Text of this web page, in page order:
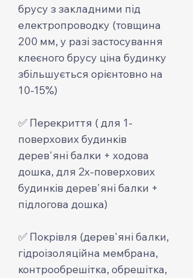
брусу з закладними під
електропроводку (товщина
200 мм, у разі застосування
клеєного брусу ціна будинку
збільшується орієнтовно на
10-15%)
✅ Перекриття ( для 1-
поверхових будинків
дерев'яні балки + ходова
дошка, для 2х-поверхових
будинків дерев'яні балки +
підлогова дошка)
✅ Покрівля (дерев'яні балки,
гідроізоляційна мембрана,
контрообрешітка, обрешітка,